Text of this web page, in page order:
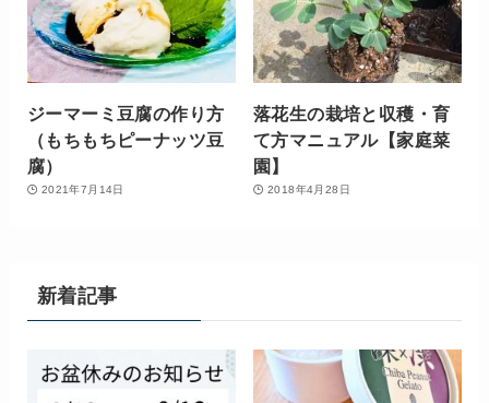
ジーマーミ豆腐の作り方
（もちもちピーナッツ豆
腐）
2021年7月14日
落花生の栽培と収穫・育
て方マニュアル【家庭菜
園】
2018年4月28日
新着記事